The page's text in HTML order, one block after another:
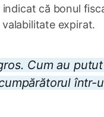
că bonul
expirat.
Cum au